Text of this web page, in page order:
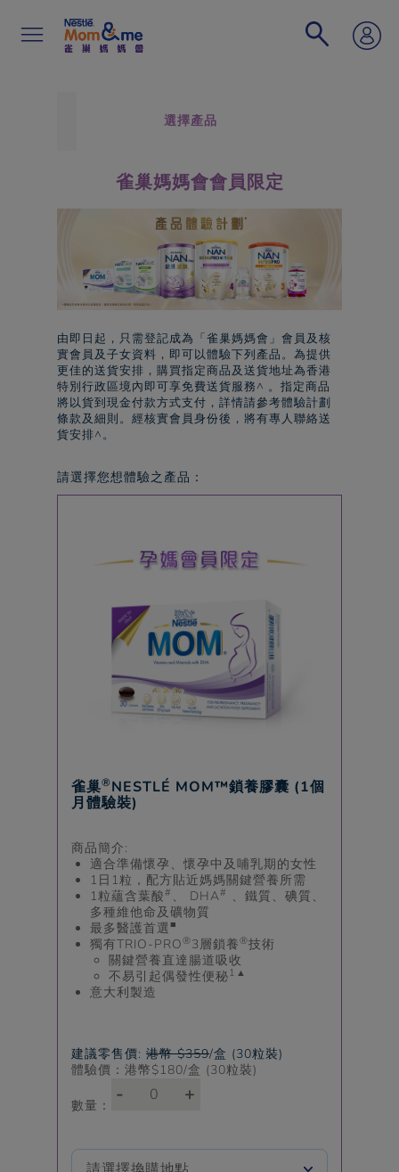
選擇產品
雀巢媽媽會會員限定
由即日起，只需登記成為「雀巢媽媽會」會員及核
實會員及子女資料，即可以體驗下列產品。為提供
更佳的送貨安排，購買指定商品及送貨地址為香港
特別行政區境內即可享免費送貨服務^ 。指定商品
將以貨到現金付款方式支付，詳情請參考體驗計劃
條款及細則。經核實會員身份後，將有專人聯絡送
貨安排^。
請選擇您想體驗之產品：
雀巢®NESTLÉ MOM™鎖養膠囊 (1個
月體驗裝)
商品簡介:
適合準備懷孕、懷孕中及哺乳期的女性
1日1粒，配方貼近媽媽關鍵營養所需
1粒蘊含葉酸# 、 DHA# 、鐵質、碘質、
多種維他命及礦物質
最多醫護首選■
獨有TRIO-PRO®3層鎖養®技術
關鍵營養直達腸道吸收
不易引起偶發性便秘1 ▲
意大利製造
建議零售價: 港幣 $359/盒 (30粒裝)
體驗價：港幣$180/盒 (30粒裝)
數量： - +